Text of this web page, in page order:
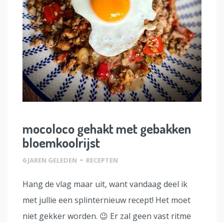
mocoloco gehakt met gebakken
bloemkoolrijst
6 JAREN GELEDEN • RECEPTEN
Hang de vlag maar uit, want vandaag deel ik
met jullie een splinternieuw recept! Het moet
niet gekker worden. 😉 Er zal geen vast ritme